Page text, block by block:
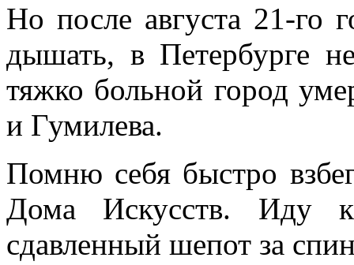
Но после августа 21-го
дышать, в Петербурге
тяжко больной город
и Гумилева.
Помню себя быстро
Дома Искусств. Иду
сдавленный шепот за